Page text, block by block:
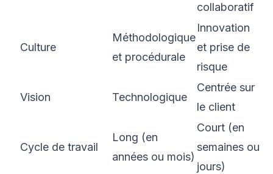
collaboratif
Culture
Méthodologique
et procédurale
Innovation
et prise de
risque
Vision Technologique
Centrée sur
le client
Cycle de travail
Long (en
années ou mois)
Court (en
semaines ou
jours)